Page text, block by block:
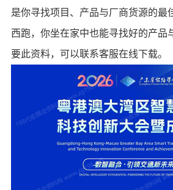
是你寻找项目、产品与厂商货源的最
西跑，你坐在家中也能寻找好的产品
要此资料，可以联系客服在线下载。